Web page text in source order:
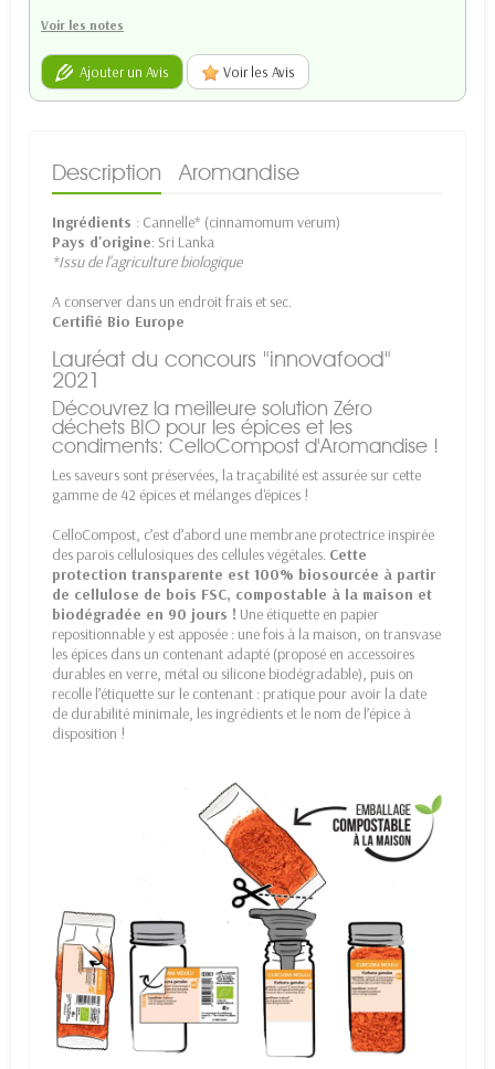
Voir les notes
Ajouter un Avis Voir les Avis
Description Aromandise
Ingrédients : Cannelle* (cinnamomum verum)
Pays d'origine: Sri Lanka
*Issu de l'agriculture biologique
A conserver dans un endroit frais et sec.
Certifié Bio Europe
Lauréat du concours "innovafood"
2021
Découvrez la meilleure solution Zéro
déchets BIO pour les épices et les
condiments: CelloCompost d'Aromandise !
Les saveurs sont préservées, la traçabilité est assurée sur cette
gamme de 42 épices et mélanges d'épices !
CelloCompost, c’est d’abord une membrane protectrice inspirée
des parois cellulosiques des cellules végétales. Cette
protection transparente est 100% biosourcée à partir
de cellulose de bois FSC, compostable à la maison et
biodégradée en 90 jours ! Une étiquette en papier
repositionnable y est apposée : une fois à la maison, on transvase
les épices dans un contenant adapté (proposé en accessoires
durables en verre, métal ou silicone biodégradable), puis on
recolle l’étiquette sur le contenant : pratique pour avoir la date
de durabilité minimale, les ingrédients et le nom de l’épice à
disposition !